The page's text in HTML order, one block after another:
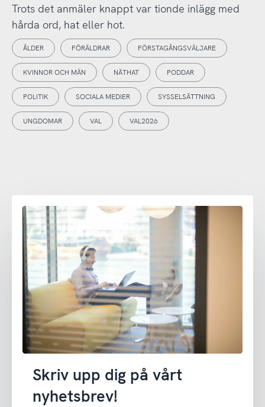
Trots det anmäler knappt var tionde inlägg med
hårda ord, hat eller hot.
ÅLDER FÖRÄLDRAR FÖRSTAGÅNGSVÄLJARE
KVINNOR OCH MÄN NÄTHAT PODDAR
POLITIK SOCIALA MEDIER SYSSELSÄTTNING
UNGDOMAR VAL VAL2026
Skriv upp dig på vårt
nyhetsbrev!